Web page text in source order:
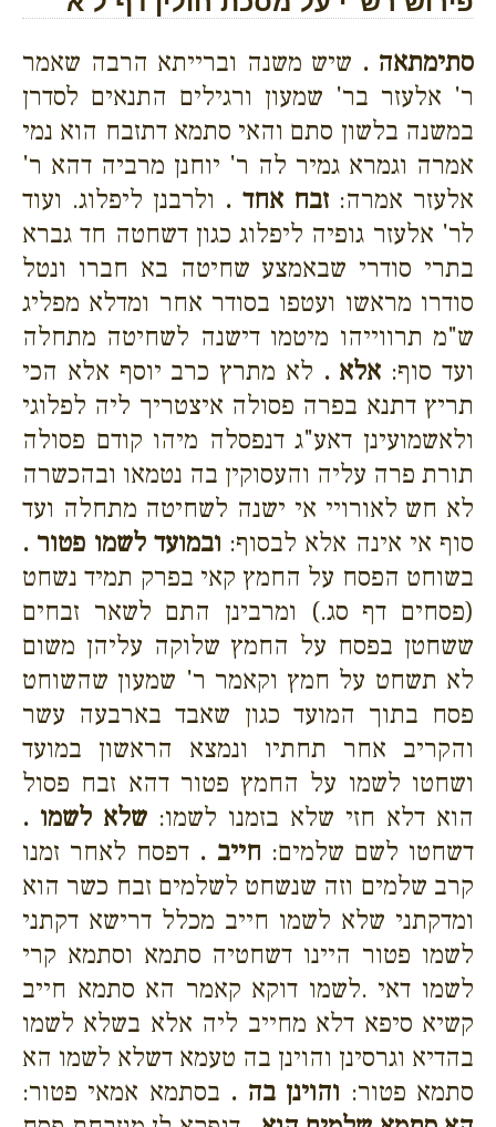
סתימתאה . שיש משנה וברייתא הרבה שאמר
ר' אלעזר בר' שמעון ורגילים התנאים לסדרן
במשנה בלשון סתם והאי סתמא דתזבח הוא נמי
אמרה וגמרא גמיר לה ר' יוחנן מרביה דהא ר'
אלעזר אמרה:זבח אחד . ולרבנן ליפלוג. ועוד
לר' אלעזר גופיה ליפלוג כגון דשחטה חד גברא
בתרי סודרי שבאמצע שחיטה בא חברו ונטל
סודרו מראשו ועטפו בסודר אחר ומדלא מפליג
ש"מ תרווייהו מיטמו דישנה לשחיטה מתחלה
ועד סוף: אלא . לא מתרץ כרב יוסף אלא הכי
תריץ דתנא בפרה פסולה איצטריך ליה לפלוגי
ולאשמועינן דאע"ג דנפסלה מיהו קודם פסולה
תורת פרה עליה והעסוקין בה נטמאו ובהכשרה
לא חש לאורויי אי ישנה לשחיטה מתחלה ועד
סוף אי אינה אלא לבסוף: ובמועד לשמו פטור .
בשוחט הפסח על החמץ קאי בפרק תמיד נשחט
(פסחים דף סג.) ומרבינן התם לשאר זבחים
ששחטן בפסח על החמץ שלוקה עליהן משום
לא תשחט על חמץ וקאמר ר' שמעון שהשוחט
פסח בתוך המועד כגון שאבד בארבעה עשר
והקריב אחר תחתיו ונמצא הראשון במועד
ושחטו לשמו על החמץ פטור דהא זבח פסול
הוא דלא חזי שלא בזמנו לשמו: שלא לשמו .
דשחטו לשם שלמים: חייב . דפסח לאחר זמנו
קרב שלמים וזה שנשחט לשלמים זבח כשר הוא
ומדקתני שלא לשמו חייב מכלל דרישא דקתני
לשמו פטור היינו דשחטיה סתמא וסתמא קרי
לשמו דאי .לשמו דוקא קאמר הא סתמא חייב
קשיא סיפא דלא מחייב ליה אלא בשלא לשמו
בהדיא וגרסינן והוינן בה טעמא דשלא לשמו הא
סתמא פטור: והוינן בה . בסתמא אמאי פטור: